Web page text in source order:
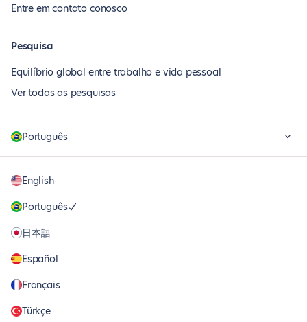
Entre em contato conosco
Pesquisa
Equilíbrio global entre trabalho e vida pessoal
Ver todas as pesquisas
Português
English
Português
日本語
Español
Français
Türkçe